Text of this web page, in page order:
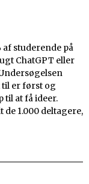
af studerende på
ChatGPT eller
er først og
til at få ideer.
1.000 deltagere,